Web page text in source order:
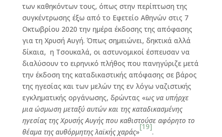
των καθηκόντων τους, όπως στην περίπτωση της
συγκέντρωσης έξω από το Εφετείο Αθηνών στις 7
Οκτωβρίου 2020 την ημέρα έκδοσης της απόφασης
για τη Χρυσή Αυγή. Όπως σημειώνει, δηκτικά αλλά
δίκαια, η Τσουκαλά, οι αστυνομικοί έσπευσαν να
διαλύσουν το ειρηνικό πλήθος που πανηγύριζε μετά
την έκδοση της καταδικαστικής απόφασης σε βάρος
της ηγεσίας και των μελών της εν λόγω ναζιστικής
εγκληματικής οργάνωσης, δρώντας «ως να υπήρχε
μια ώσμωση μεταξύ αυτών και της καταδικασμένης
ηγεσίας της Χρυσής Αυγής που καθιστούσε αφόρητο το
θέαμα της αυθόρμητης λαϊκής χαράς»
[19]
.